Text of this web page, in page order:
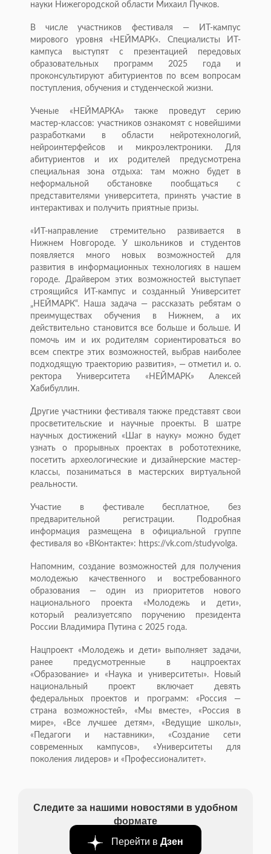
науки Нижегородской области Михаил Пучков.
В числе участников фестиваля — ИТ-кампус
мирового уровня «НЕЙМАРК». Специалисты ИТ-
кампуса выступят с презентацией передовых
образовательных программ 2025 года и
проконсультируют абитуриентов по всем вопросам
поступления, обучения и студенческой жизни.
Ученые «НЕЙМАРКА» также проведут серию
мастер-классов: участников ознакомят с новейшими
разработками в области нейротехнологий,
нейроинтерфейсов и микроэлектроники. Для
абитуриентов и их родителей предусмотрена
специальная зона отдыха: там можно будет в
неформальной обстановке пообщаться с
представителями университета, принять участие в
интерактивах и получить приятные призы.
«ИТ-направление стремительно развивается в
Нижнем Новгороде. У школьников и студентов
появляется много новых возможностей для
развития в информационных технологиях в нашем
городе. Драйвером этих возможностей выступает
строящийся ИТ-кампус и созданный Университет
„НЕЙМАРК“. Наша задача — рассказать ребятам о
преимуществах обучения в Нижнем, а их
действительно становится все больше и больше. И
помочь им и их родителям сориентироваться во
всем спектре этих возможностей, выбрав наиболее
подходящую траекторию развития», — отметил и. о.
ректора Университета «НЕЙМАРК» Алексей
Хабибуллин.
Другие участники фестиваля также представят свои
просветительские и научные проекты. В шатре
научных достижений «Шаг в науку» можно будет
узнать о прорывных проектах в робототехнике,
посетить археологические и дизайнерские мастер-
классы, позаниматься в мастерских виртуальной
реальности.
Участие в фестивале бесплатное, без
предварительной регистрации. Подробная
информация размещена в официальной группе
фестиваля во «ВКонтакте»: https://vk.com/studyvolga.
Напомним, создание возможностей для получения
молодежью качественного и востребованного
образования — один из приоритетов нового
национального проекта «Молодежь и дети»,
который реализуетсяпо поручению президента
России Владимира Путина с 2025 года.
Нацпроект «Молодежь и дети» выполняет задачи,
ранее предусмотренные в нацпроектах
«Образование» и «Наука и университеты». Новый
национальный проект включает девять
федеральных проектов и программ: «Россия —
страна возможностей», «Мы вместе», «Россия в
мире», «Все лучшее детям», «Ведущие школы»,
«Педагоги и наставники», «Создание сети
современных кампусов», «Университеты для
поколения лидеров» и «Профессионалитет».
Следите за нашими новостями в удобном
формате
Перейти в Дзен